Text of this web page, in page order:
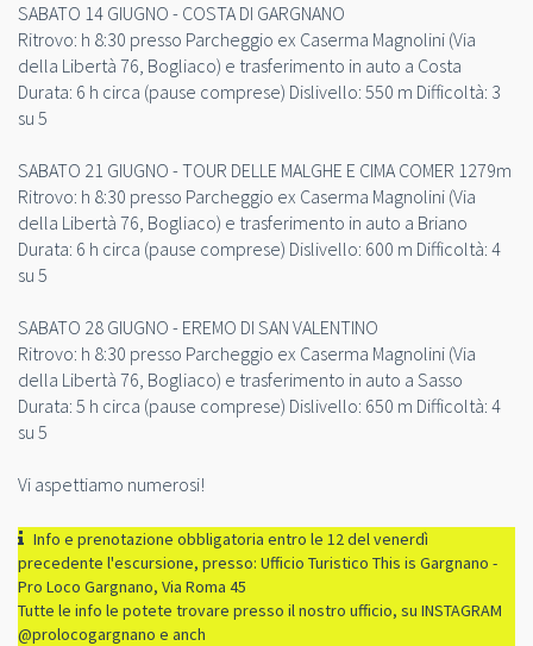
SABATO 14 GIUGNO - COSTA DI GARGNANO
Ritrovo: h 8:30 presso Parcheggio ex Caserma Magnolini (Via
della Libertà 76, Bogliaco) e trasferimento in auto a Costa
Durata: 6 h circa (pause comprese) Dislivello: 550 m Difficoltà: 3
su 5
SABATO 21 GIUGNO - TOUR DELLE MALGHE E CIMA COMER 1279m
Ritrovo: h 8:30 presso Parcheggio ex Caserma Magnolini (Via
della Libertà 76, Bogliaco) e trasferimento in auto a Briano
Durata: 6 h circa (pause comprese) Dislivello: 600 m Difficoltà: 4
su 5
SABATO 28 GIUGNO - EREMO DI SAN VALENTINO
Ritrovo: h 8:30 presso Parcheggio ex Caserma Magnolini (Via
della Libertà 76, Bogliaco) e trasferimento in auto a Sasso
Durata: 5 h circa (pause comprese) Dislivello: 650 m Difficoltà: 4
su 5
Vi aspettiamo numerosi!
Info e prenotazione obbligatoria entro le 12 del venerdì
precedente l'escursione, presso: Ufficio Turistico This is Gargnano -
Pro Loco Gargnano, Via Roma 45
Tutte le info le potete trovare presso il nostro ufficio, su INSTAGRAM
@prolocogargnano e anch